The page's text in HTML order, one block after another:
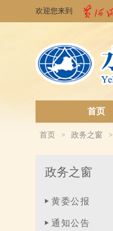
欢迎您来到
首页
首页 > 政务之窗 >
政务之窗
黄委公报
通知公告